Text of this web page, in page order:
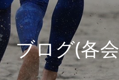
ブログ(各会